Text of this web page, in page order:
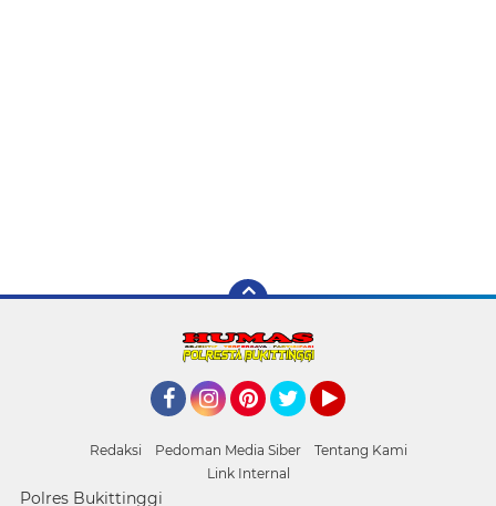
Redaksi Pedoman Media Siber
Tentang Kami
Link Internal
Polres Bukittinggi